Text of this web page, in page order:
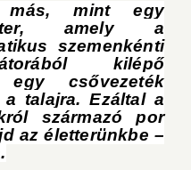
mint egy
amely a
szemenkénti
kilépő
egy csővezeték
talajra. Ezáltal a
származó por
az életterünkbe –